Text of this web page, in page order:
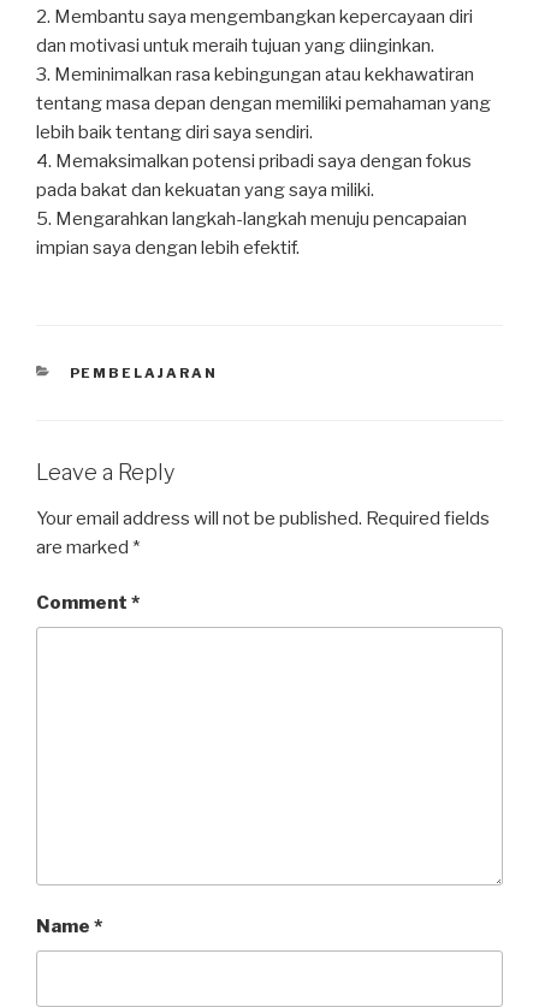
2. Membantu saya mengembangkan kepercayaan diri
dan motivasi untuk meraih tujuan yang diinginkan.
3. Meminimalkan rasa kebingungan atau kekhawatiran
tentang masa depan dengan memiliki pemahaman yang
lebih baik tentang diri saya sendiri.
4. Memaksimalkan potensi pribadi saya dengan fokus
pada bakat dan kekuatan yang saya miliki.
5. Mengarahkan langkah-langkah menuju pencapaian
impian saya dengan lebih efektif.
PEMBELAJARAN
Leave a Reply
Your email address will not be published. Required fields
are marked *
Comment *
Name *